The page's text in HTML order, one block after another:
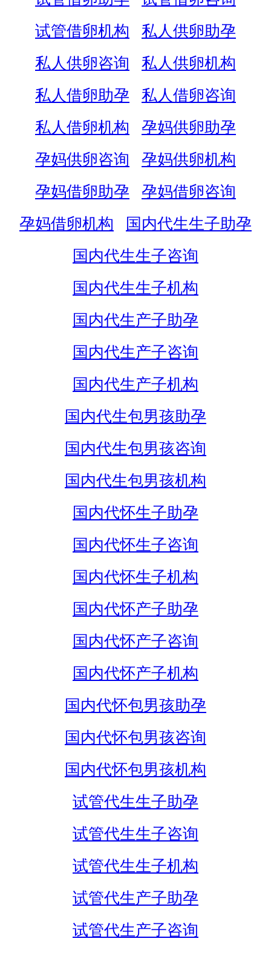
试管借卵机构
私人供卵助孕
私人供卵咨询
私人供卵机构
私人借卵助孕
私人借卵咨询
私人借卵机构
孕妈供卵助孕
孕妈供卵咨询
孕妈供卵机构
孕妈借卵助孕
孕妈借卵咨询
孕妈借卵机构
国内代生生子助孕
国内代生生子咨询
国内代生生子机构
国内代生产子助孕
国内代生产子咨询
国内代生产子机构
国内代生包男孩助孕
国内代生包男孩咨询
国内代生包男孩机构
国内代怀生子助孕
国内代怀生子咨询
国内代怀生子机构
国内代怀产子助孕
国内代怀产子咨询
国内代怀产子机构
国内代怀包男孩助孕
国内代怀包男孩咨询
国内代怀包男孩机构
试管代生生子助孕
试管代生生子咨询
试管代生生子机构
试管代生产子助孕
试管代生产子咨询